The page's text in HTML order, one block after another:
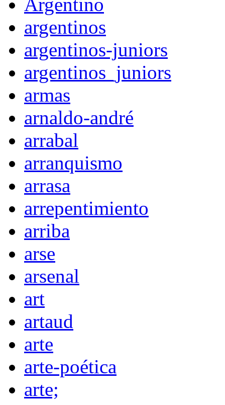
Argentino
argentinos
argentinos-juniors
argentinos_juniors
armas
arnaldo-andré
arrabal
arranquismo
arrasa
arrepentimiento
arriba
arse
arsenal
art
artaud
arte
arte-poética
arte;